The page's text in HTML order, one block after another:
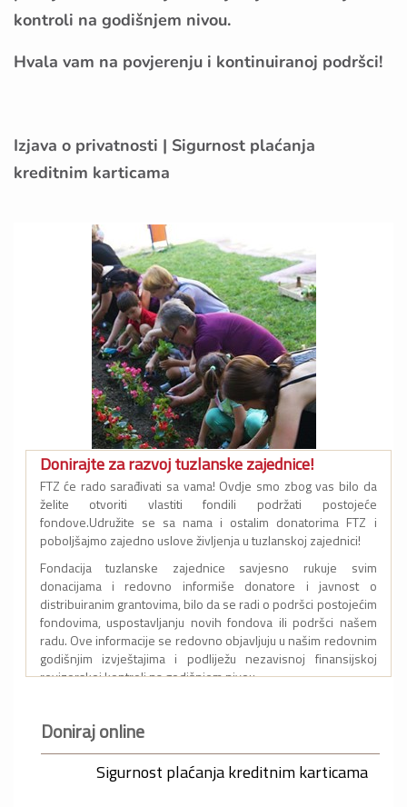
kontroli na godišnjem nivou.
Hvala vam na povjerenju i kontinuiranoj podršci!
Izjava o privatnosti | Sigurnost plaćanja
kreditnim karticama